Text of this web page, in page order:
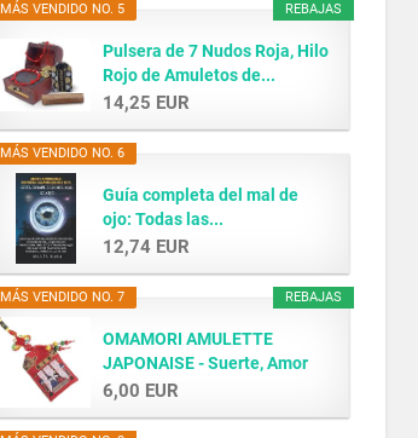
REBAJAS
MÁS VENDIDO NO. 5
Pulsera de 7 Nudos Roja, Hilo
Rojo de Amuletos de...
14,25 EUR
MÁS VENDIDO NO. 6
Guía completa del mal de
ojo: Todas las...
12,74 EUR
REBAJAS
MÁS VENDIDO NO. 7
OMAMORI AMULETTE
JAPONAISE - Suerte, Amor
y...
6,00 EUR